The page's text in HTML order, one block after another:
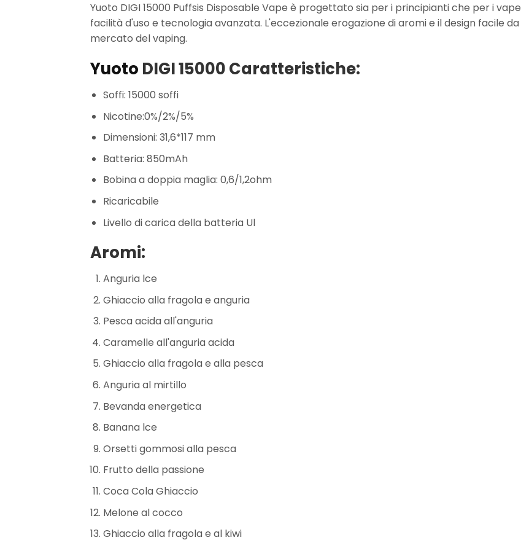
Yuoto DIGI 15000 Puffsis Disposable Vape è progettato sia per i principianti che per i
facilità d'uso e tecnologia avanzata. L'eccezionale erogazione di aromi e il design facile
mercato del vaping.
Yuoto DIGI 15000 Caratteristiche:
Soffi: 15000 soffi
Nicotine:0%/2%/5%
Dimensioni: 31,6*117 mm
Batteria: 850mAh
Bobina a doppia maglia: 0,6/1,2ohm
Ricaricabile
Livello di carica della batteria Ul
Aromi:
Anguria lce
Ghiaccio alla fragola e anguria
Pesca acida all'anguria
Caramelle all'anguria acida
Ghiaccio alla fragola e alla pesca
Anguria al mirtillo
Bevanda energetica
Banana lce
Orsetti gommosi alla pesca
Frutto della passione
Coca Cola Ghiaccio
Melone al cocco
Ghiaccio alla fragola e al kiwi